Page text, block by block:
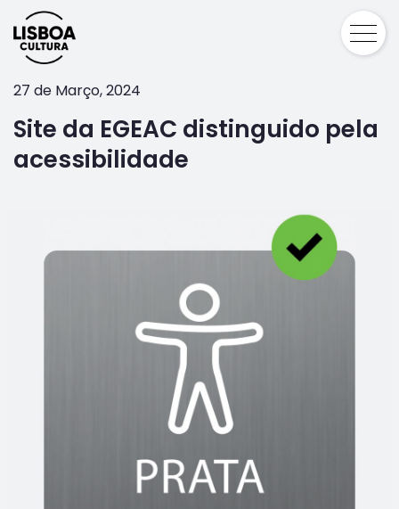
27 de Março, 2024
Site da EGEAC distinguido pela
acessibilidade